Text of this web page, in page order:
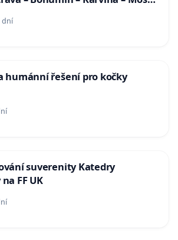
dní
humánní řešení pro kočky
suverenity Katedry
FF UK